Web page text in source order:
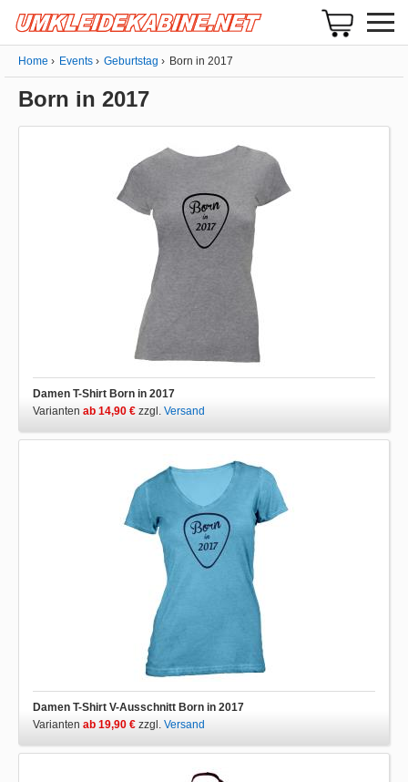
Home Events Geburtstag Born in 2017
Born in 2017
Damen T-Shirt Born in 2017
Varianten ab 14,90 € zzgl. Versand
Damen T-Shirt V-Ausschnitt Born in 2017
Varianten ab 19,90 € zzgl. Versand